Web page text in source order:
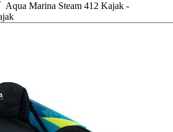
Aqua Marina Steam 412 Kajak -